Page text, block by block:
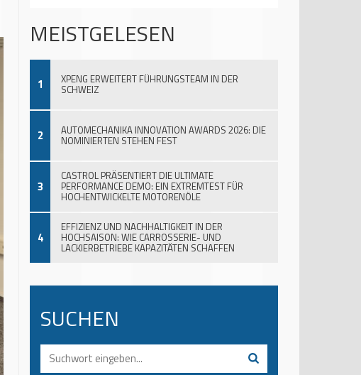
MEISTGELESEN
1 XPENG ERWEITERT FÜHRUNGSTEAM IN DER
SCHWEIZ
2 AUTOMECHANIKA INNOVATION AWARDS 2026: DIE
NOMINIERTEN STEHEN FEST
3
CASTROL PRÄSENTIERT DIE ULTIMATE
PERFORMANCE DEMO: EIN EXTREMTEST FÜR
HOCHENTWICKELTE MOTORENÖLE
4
EFFIZIENZ UND NACHHALTIGKEIT IN DER
HOCHSAISON: WIE CARROSSERIE- UND
LACKIERBETRIEBE KAPAZITÄTEN SCHAFFEN
SUCHEN